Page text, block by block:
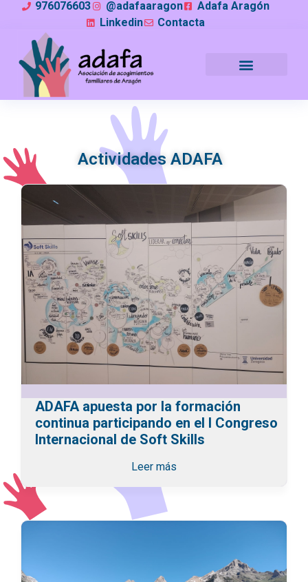
976076603 @adafaaragon
Adafa Aragón
Linkedin
Contacta
Actividades ADAFA
ADAFA apuesta por la formación
continua participando en el I Congreso
Internacional de Soft Skills
Leer más